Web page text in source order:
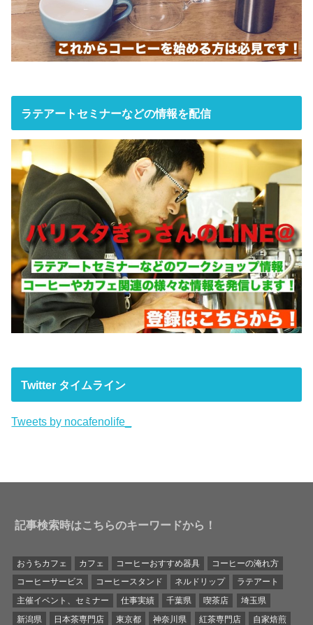
ラテアートセミナーなどの情報を配信
Twitter タイムライン
Tweets by nocafenolife_
記事検索時はこちらのキーワードから！
おうちカフェ カフェ コーヒーおすすめ器具
コーヒーの淹れ方
コーヒーサービス
コーヒースタンド ネルドリップ
ラテアート
主催イベント、セミナー
仕事実績 千葉県 喫茶店
埼玉県
新潟県
日本茶専門店 東京都 神奈川県 紅茶専門店
自家焙煎